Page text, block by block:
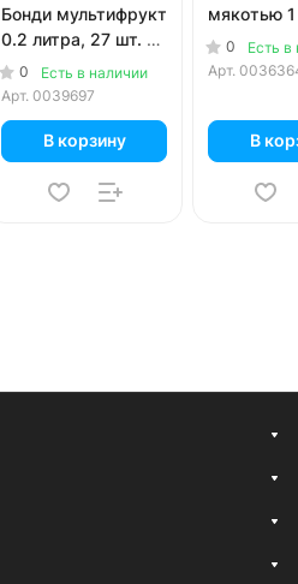
Бонди мультифрукт
0.2 литра, 27 шт. в
уп.0
Есть в наличии
Арт. 0039697
В корзину
мякотью 1
0
Есть в
Арт.
В